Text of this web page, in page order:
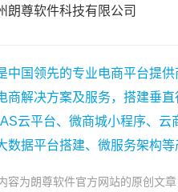
朗尊软件科技有限公司
中国领先的专业电商平台提
商解决方案及服务，搭建垂
云平台、微商城小程序、
数据平台搭建、微服务架构等
容为朗尊软件官方网站的原创文